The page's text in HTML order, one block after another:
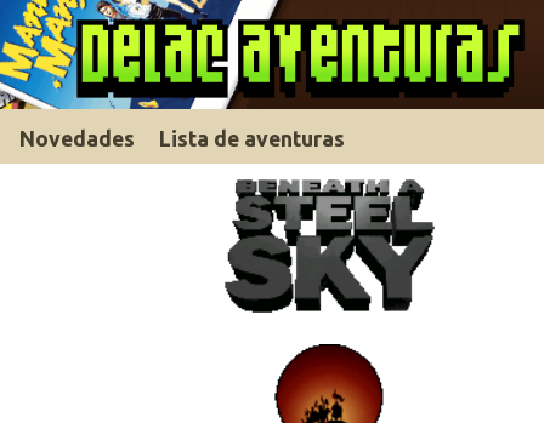
Novedades Lista de aventuras